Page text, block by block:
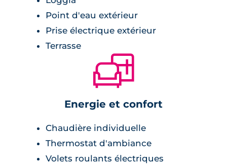
Point d'eau extérieur
Prise électrique extérieur
Terrasse
🛋
Energie et confort
Chaudière individuelle
Thermostat d'ambiance
Volets roulants électriques